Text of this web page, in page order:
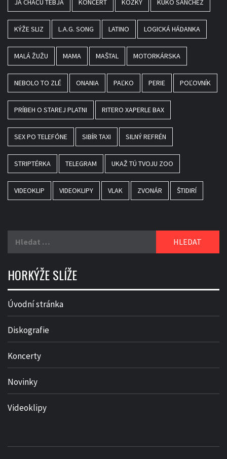
JA CHAČU TEBJA KONCERT KOŽKY KUKO SANCHEZ
KÝŽE SLIZ L.A.G. SONG LATINO LOGICKÁ HÁDANKA
MALÁ ŽUŽU MAMA MAŠTAL MOTORKÁRSKA
NEBOLO TO ZLÉ ONANIA PAĽKO PERIE POĽOVNÍK
PRÍBEH O STAREJ PLATNI RITERO XAPERLE BAX
SEX PO TELEFÓNE SIBÍR TAXI SILNÝ REFRÉN
STRIPTÉRKA TELEGRAM UKAŽ TÚ TVOJU ZOO
VIDEOKLIP VIDEOKLIPY VLAK ZVONÁR ŠTIDIRÍ
HORKÝŽE SLÍŽE
Úvodní stránka
Diskografie
Koncerty
Novinky
Videoklipy